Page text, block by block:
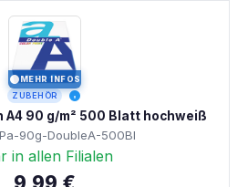
MEHR INFOS
ZUBEHÖR
A4 90 g/m² 500 Blatt hochweiß
90g-DoubleA-500Bl
in allen Filialen